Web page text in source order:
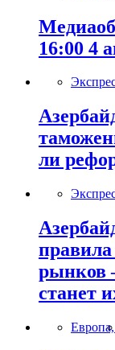
16:00 4
ли
рынков
станет
Европа,